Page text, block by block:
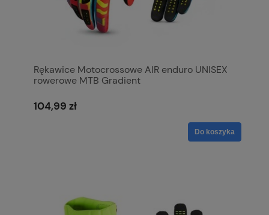
Rękawice Motocrossowe AIR enduro UNISEX
rowerowe MTB Gradient
104,99 zł
Do koszyka